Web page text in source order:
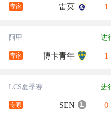
专家 雷莫 1
阿甲 进
专家 博卡青年 1
LCS夏季赛 进
专家 SEN 0